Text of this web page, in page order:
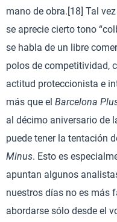
mano de obra.[18] Tal
se aprecie cierto tono
se habla de un libre
polos de competitividad,
actitud proteccionista e
más que el Barcelona
al décimo aniversario de
puede tener la tentación
Minus. Esto es
apuntan algunos
nuestros días no es más
abordarse sólo desde el